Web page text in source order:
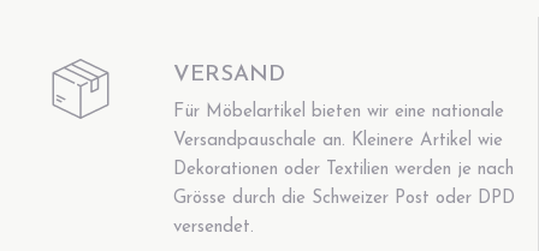
VERSAND
Für Möbelartikel bieten wir eine nationale
Versandpauschale an. Kleinere Artikel wie
Dekorationen oder Textilien werden je nach
Grösse durch die Schweizer Post oder DPD
versendet.